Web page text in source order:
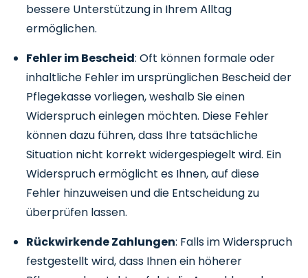
bessere Unterstützung in Ihrem Alltag
ermöglichen.
Fehler im Bescheid: Oft können formale oder
inhaltliche Fehler im ursprünglichen Bescheid der
Pflegekasse vorliegen, weshalb Sie einen
Widerspruch einlegen möchten. Diese Fehler
können dazu führen, dass Ihre tatsächliche
Situation nicht korrekt widergespiegelt wird. Ein
Widerspruch ermöglicht es Ihnen, auf diese
Fehler hinzuweisen und die Entscheidung zu
überprüfen lassen.
Rückwirkende Zahlungen: Falls im Widerspruch
festgestellt wird, dass Ihnen ein höherer